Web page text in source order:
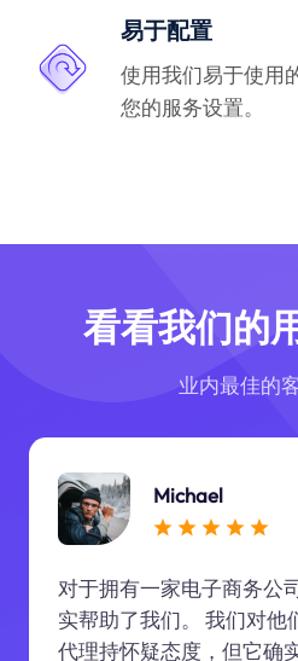
易于配置
使用我们易于使用
您的服务设置。
看看我们的
业内最佳的
Michael
对于拥有一家电子商务公
实帮助了我们。 我们对他
代理持怀疑态度，但它确